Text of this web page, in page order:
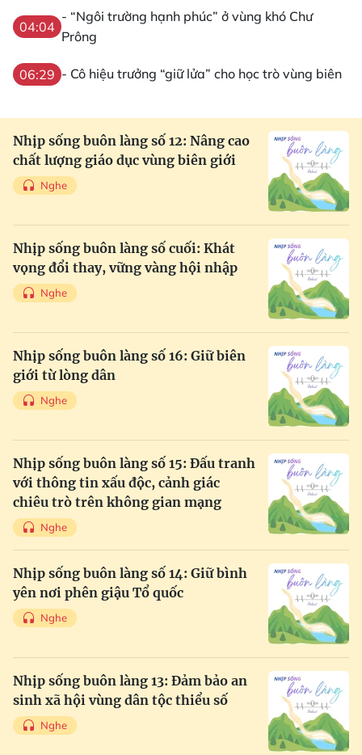
04:04
- “Ngôi trường hạnh phúc” ở vùng khó Chư
Prông
06:29 - Cô hiệu trưởng “giữ lửa” cho học trò vùng biên
Nhịp sống buôn làng số 12: Nâng cao
chất lượng giáo dục vùng biên giới
Nghe
Nhịp sống buôn làng số cuối: Khát
vọng đổi thay, vững vàng hội nhập
Nghe
Nhịp sống buôn làng số 16: Giữ biên
giới từ lòng dân
Nghe
Nhịp sống buôn làng số 15: Đấu tranh
với thông tin xấu độc, cảnh giác
chiêu trò trên không gian mạng
Nghe
Nhịp sống buôn làng số 14: Giữ bình
yên nơi phên giậu Tổ quốc
Nghe
Nhịp sống buôn làng 13: Đảm bảo an
sinh xã hội vùng dân tộc thiểu số
Nghe